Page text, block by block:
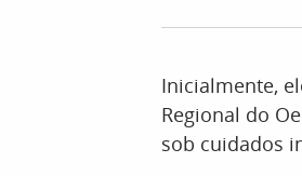
Inicialmente,
Regional do
sob cuidados